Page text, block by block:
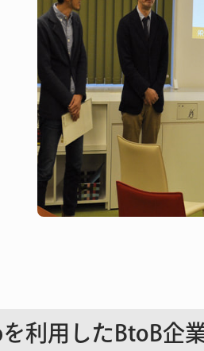
利用したBtoB企